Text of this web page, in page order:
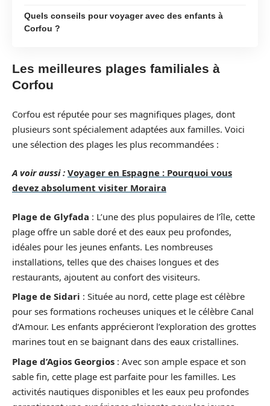
Quels conseils pour voyager avec des enfants à
Corfou ?
Les meilleures plages familiales à
Corfou
Corfou est réputée pour ses magnifiques plages, dont
plusieurs sont spécialement adaptées aux familles. Voici
une sélection des plages les plus recommandées :
A voir aussi : Voyager en Espagne : Pourquoi vous
devez absolument visiter Moraira
Plage de Glyfada : L’une des plus populaires de l’île, cette
plage offre un sable doré et des eaux peu profondes,
idéales pour les jeunes enfants. Les nombreuses
installations, telles que des chaises longues et des
restaurants, ajoutent au confort des visiteurs.
Plage de Sidari : Située au nord, cette plage est célèbre
pour ses formations rocheuses uniques et le célèbre Canal
d’Amour. Les enfants apprécieront l’exploration des grottes
marines tout en se baignant dans des eaux cristallines.
Plage d’Agios Georgios : Avec son ample espace et son
sable fin, cette plage est parfaite pour les familles. Les
activités nautiques disponibles et les eaux peu profondes